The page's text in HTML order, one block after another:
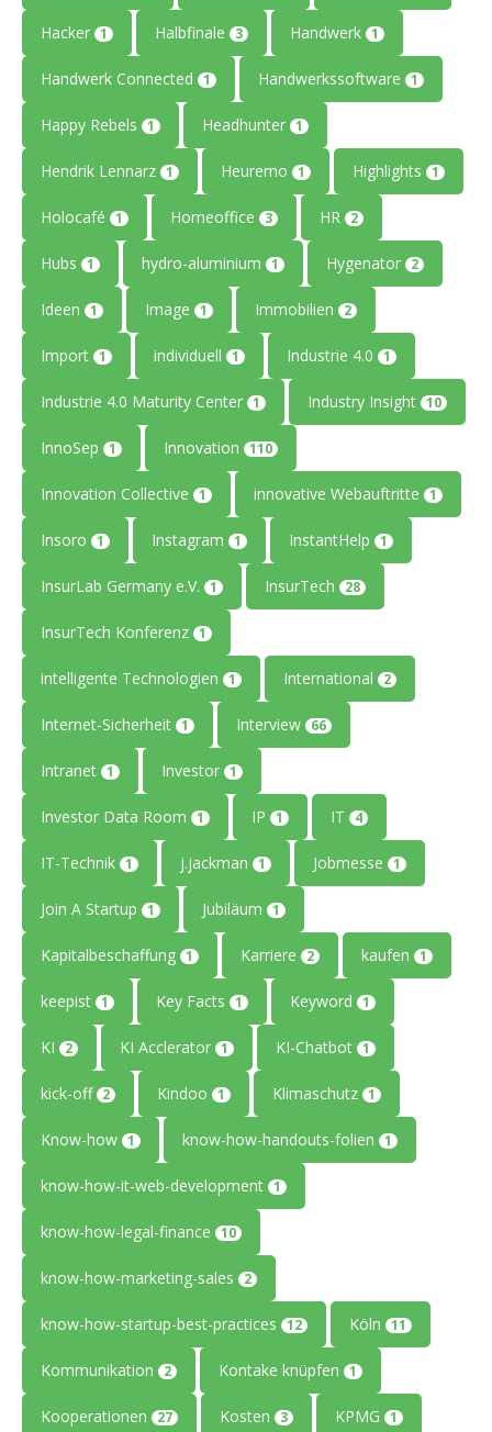
Hacker 1 Halbfinale 3 Handwerk 1
Handwerk Connected 1 Handwerkssoftware 1
Happy Rebels 1 Headhunter 1
Hendrik Lennarz 1 Heuremo 1 Highlights 1
Holocafé 1 Homeoffice 3 HR 2
Hubs 1 hydro-aluminium 1 Hygenator 2
Ideen 1 Image 1 Immobilien 2
Import 1 individuell 1 Industrie 4.0 1
Industrie 4.0 Maturity Center 1 Industry Insight 10
InnoSep 1 Innovation 110
Innovation Collective 1 innovative Webauftritte 1
Insoro 1 Instagram 1 InstantHelp 1
InsurLab Germany e.V. 1 InsurTech 28
InsurTech Konferenz 1
intelligente Technologien 1 International 2
Internet-Sicherheit 1 Interview 66
Intranet 1 Investor 1
Investor Data Room 1 IP 1 IT 4
IT-Technik 1 j.jackman 1 Jobmesse 1
Join A Startup 1 Jubiläum 1
Kapitalbeschaffung 1 Karriere 2 kaufen 1
keepist 1 Key Facts 1 Keyword 1
KI 2 KI Acclerator 1 KI-Chatbot 1
kick-off 2 Kindoo 1 Klimaschutz 1
Know-how 1 know-how-handouts-folien 1
know-how-it-web-development 1
know-how-legal-finance 10
know-how-marketing-sales 2
know-how-startup-best-practices 12 Köln 11
Kommunikation 2 Kontake knüpfen 1
Kooperationen 27 Kosten 3 KPMG 1